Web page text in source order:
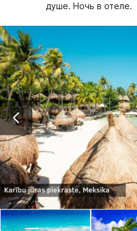
душе. Ночь в отеле.